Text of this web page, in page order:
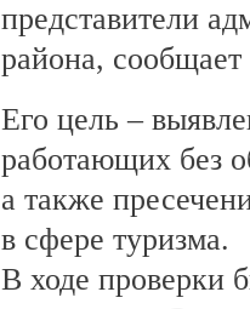
представители
района,
Его цель –
работающих без
а также
в сфере туризма.
В ходе проверки